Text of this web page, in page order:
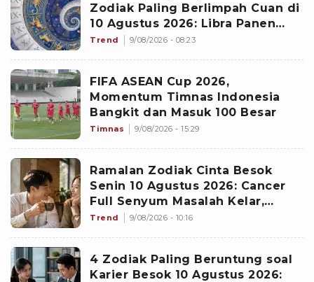
Zodiak Paling Berlimpah Cuan di
10 Agustus 2026: Libra Panen
Proyek Emas
Trend 9/08/2026 - 08:23
FIFA ASEAN Cup 2026,
Momentum Timnas Indonesia
Bangkit dan Masuk 100 Besar
Timnas 9/08/2026 - 15:29
Ramalan Zodiak Cinta Besok
Senin 10 Agustus 2026: Cancer
Full Senyum Masalah Kelar,
Scorpio Awas Terprovokasi
Trend 9/08/2026 - 10:16
4 Zodiak Paling Beruntung soal
Karier Besok 10 Agustus 2026: